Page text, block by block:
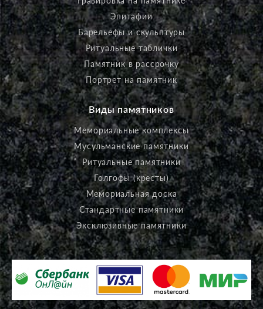
Эпитафии
Барельефы и скульптуры
Ритуальные таблички
Памятник в рассрочку
Портрет на памятник
Виды памятников
Мемориальные комплексы
Мусульманские памятники
Ритуальные памятники
Голгофы (кресты)
Мемориальная доска
Стандартные памятники
Эксклюзивные памятники